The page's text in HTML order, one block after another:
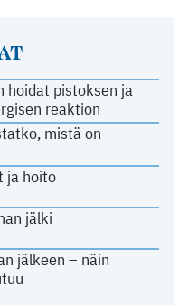
hoidat pistoksen ja
reaktion
mistä on
ja hoito
jälki
jälkeen – näin